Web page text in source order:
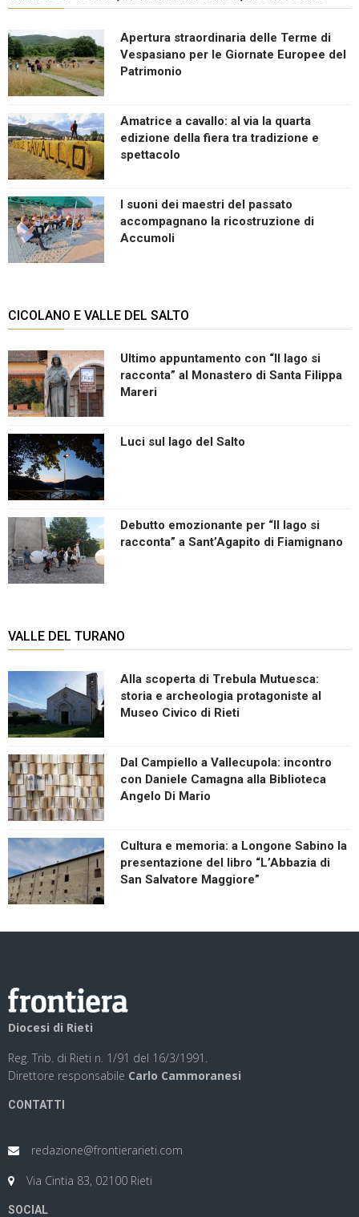
Apertura straordinaria delle Terme di
Vespasiano per le Giornate Europee del
Patrimonio
Amatrice a cavallo: al via la quarta
edizione della fiera tra tradizione e
spettacolo
I suoni dei maestri del passato
accompagnano la ricostruzione di
Accumoli
CICOLANO E VALLE DEL SALTO
Ultimo appuntamento con “Il lago si
racconta” al Monastero di Santa Filippa
Mareri
Luci sul lago del Salto
Debutto emozionante per “Il lago si
racconta” a Sant’Agapito di Fiamignano
VALLE DEL TURANO
Alla scoperta di Trebula Mutuesca:
storia e archeologia protagoniste al
Museo Civico di Rieti
Dal Campiello a Vallecupola: incontro
con Daniele Camagna alla Biblioteca
Angelo Di Mario
Cultura e memoria: a Longone Sabino la
presentazione del libro “L’Abbazia di
San Salvatore Maggiore”
Diocesi di Rieti
Reg. Trib. di Rieti n. 1/91 del 16/3/1991.
Direttore responsabile Carlo Cammoranesi
CONTATTI
redazione@frontierarieti.com
Via Cintia 83, 02100 Rieti
SOCIAL